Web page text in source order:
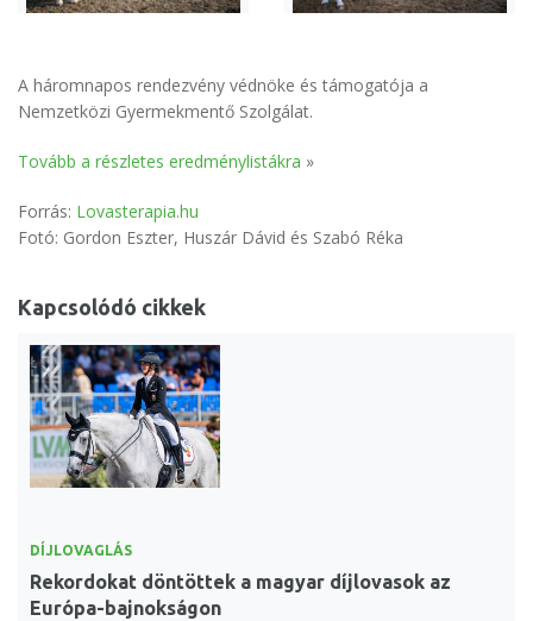
A háromnapos rendezvény védnöke és támogatója a
Nemzetközi Gyermekmentő Szolgálat.
Tovább a részletes eredménylistákra »
Forrás: Lovasterapia.hu
Fotó: Gordon Eszter, Huszár Dávid és Szabó Réka
Kapcsolódó cikkek
DÍJLOVAGLÁS
Rekordokat döntöttek a magyar díjlovasok az
Európa-bajnokságon